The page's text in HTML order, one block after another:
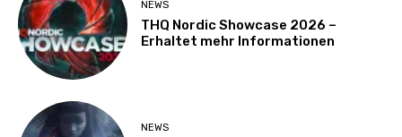
NEWS
THQ Nordic Showcase 2026 –
Erhaltet mehr Informationen
NEWS